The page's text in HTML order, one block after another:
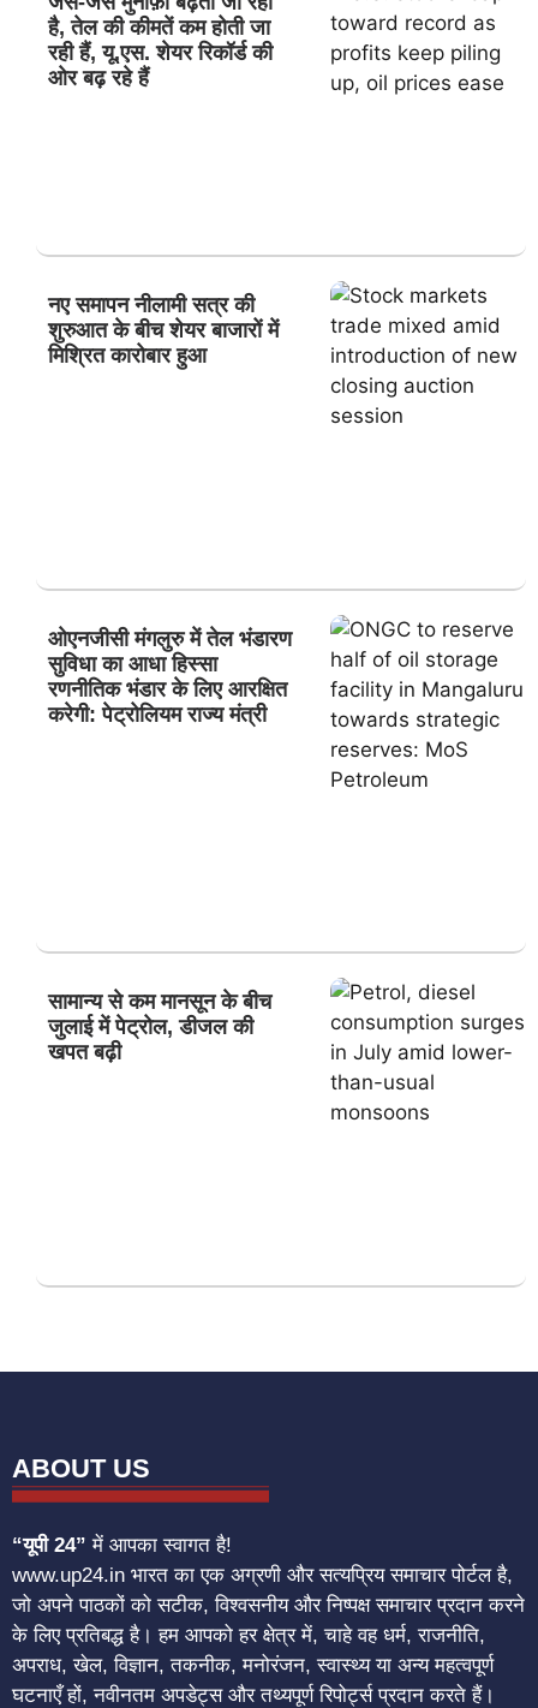
है, तेल की कीमतें कम होती जा
रही हैं, यू.एस. शेयर रिकॉर्ड की
ओर बढ़ रहे हैं
नए समापन नीलामी सत्र की
शुरुआत के बीच शेयर बाजारों में
मिश्रित कारोबार हुआ
ओएनजीसी मंगलुरु में तेल भंडारण
सुविधा का आधा हिस्सा
रणनीतिक भंडार के लिए आरक्षित
करेगी: पेट्रोलियम राज्य मंत्री
सामान्य से कम मानसून के बीच
जुलाई में पेट्रोल, डीजल की
खपत बढ़ी
ABOUT US
“यूपी 24” में आपका स्वागत है!
www.up24.in भारत का एक अग्रणी और सत्यप्रिय समाचार पोर्टल है,
जो अपने पाठकों को सटीक, विश्वसनीय और निष्पक्ष समाचार प्रदान करने
के लिए प्रतिबद्ध है। हम आपको हर क्षेत्र में, चाहे वह धर्म, राजनीति,
अपराध, खेल, विज्ञान, तकनीक, मनोरंजन, स्वास्थ्य या अन्य महत्वपूर्ण
घटनाएँ हों, नवीनतम अपडेट्स और तथ्यपूर्ण रिपोर्ट्स प्रदान करते हैं।